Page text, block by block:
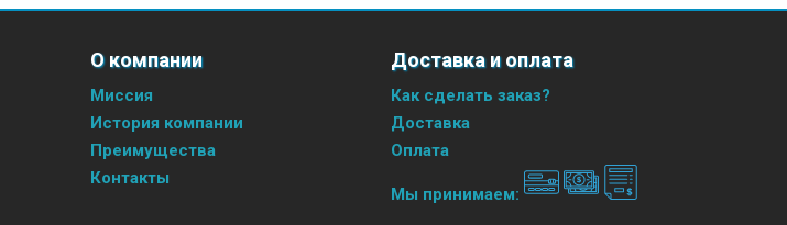
О компании
Миссия
История компании
Преимущества
Контакты
Доставка и оплата
Как сделать заказ?
Доставка
Оплата
Мы принимаем: